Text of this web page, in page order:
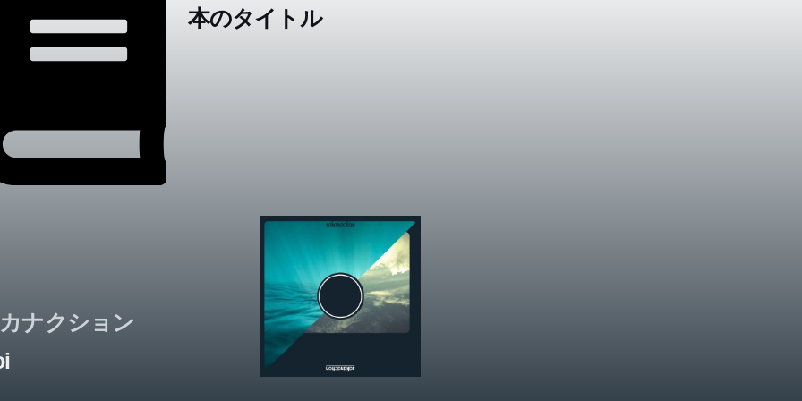
本のタイトル
ナクション